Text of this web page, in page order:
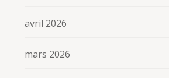
avril 2026
mars 2026